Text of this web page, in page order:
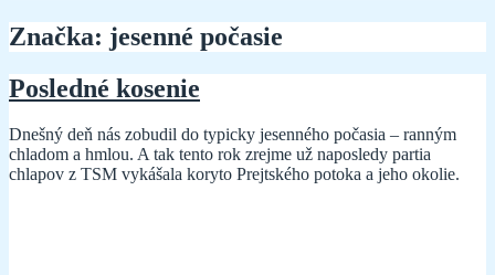
Značka: jesenné počasie
Posledné kosenie
Dnešný deň nás zobudil do typicky jesenného počasia – ranným
chladom a hmlou. A tak tento rok zrejme už naposledy partia
chlapov z TSM vykášala koryto Prejtského potoka a jeho okolie.